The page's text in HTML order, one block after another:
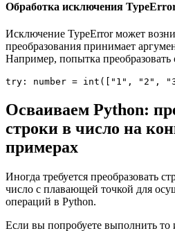
Обработка исключения
Исключение TypeError может
преобразования принимает
Например, попытка преобразовать
try: number = int(["1", "2", "3"])
Осваиваем Python:
строки в число на
примерах
Иногда требуется преобразовать
число с плавающей точкой для
операций в Python.
Если вы попробуете выполнить то